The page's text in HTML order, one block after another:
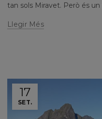
tan sols Miravet. Però és
Llegir Més
17
SET.